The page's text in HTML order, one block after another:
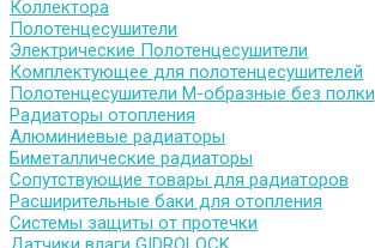
Коллектора
Полотенцесушители
Электрические Полотенцесушители
Комплектующее для полотенцесушителей
Полотенцесушители М-образные без полки
Радиаторы отопления
Алюминиевые радиаторы
Биметаллические радиаторы
Сопутствующие товары для радиаторов
Расширительные баки для отопления
Системы защиты от протечки